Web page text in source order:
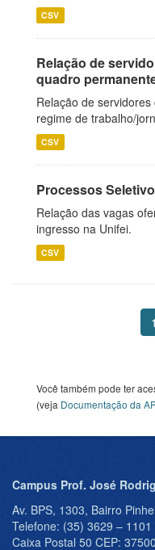
CSV
Relação de
quadro
Relação de
regime de trabalho/
CSV
Processos
Relação das vagas
ingresso na Unifei.
CSV
1
Você também pode ter
(veja Documentação da
Campus Prof. José
Av. BPS, 1303, Bairro
Telefone: (35) 3629 –
Caixa Postal 50 CEP: